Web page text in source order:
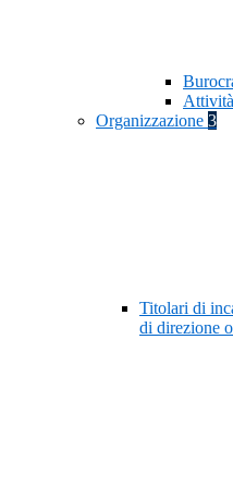
Organizzazione 3
Titolari di
di direzione